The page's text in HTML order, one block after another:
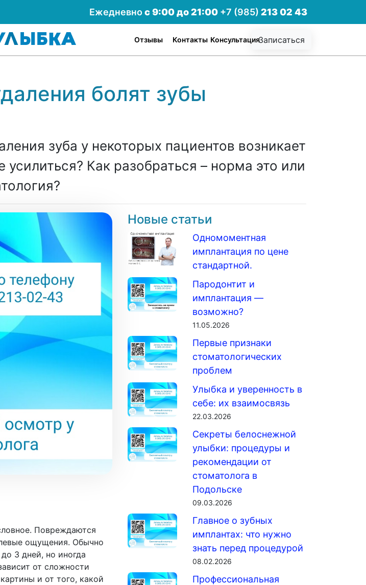
Ежедневнос 9:00 до 21:00 +7 (985)213 02 43
Записаться
Консультация
Контакты
Отзывы
болят зубы
зуба у некоторых пациентов возникает
Как разобраться – норма это или
Повреждаются
ощущения. Обычно
3 дней, но иногда
от сложности
и от того, какой
Новые статьи
Одномоментная
имплантация по цене
стандартной.
Пародонтит и
имплантация —
возможно?
11.05.2026
Первые признаки
стоматологических
проблем
Улыбка и уверенность в
себе: их взаимосвязь
22.03.2026
Секреты белоснежной
улыбки: процедуры и
рекомендации от
стоматолога в
Подольске
09.03.2026
Главное о зубных
имплантах: что нужно
знать перед процедурой
08.02.2026
Профессиональная